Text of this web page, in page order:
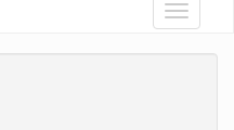
Toggle